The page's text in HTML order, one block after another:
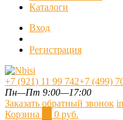
Каталоги
Вход
Регистрация
+7 (921) 11 99 742+7 (499)
Пн—Пт 9:00—17:00
Заказать обратный звонок
Корзина
0 руб.